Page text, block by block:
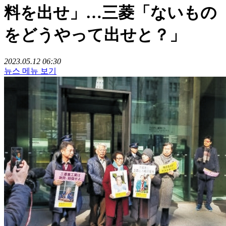
料を出せ」…三菱「ないもの
をどうやって出せと？」
2023.05.12 06:30
뉴스 메뉴 보기